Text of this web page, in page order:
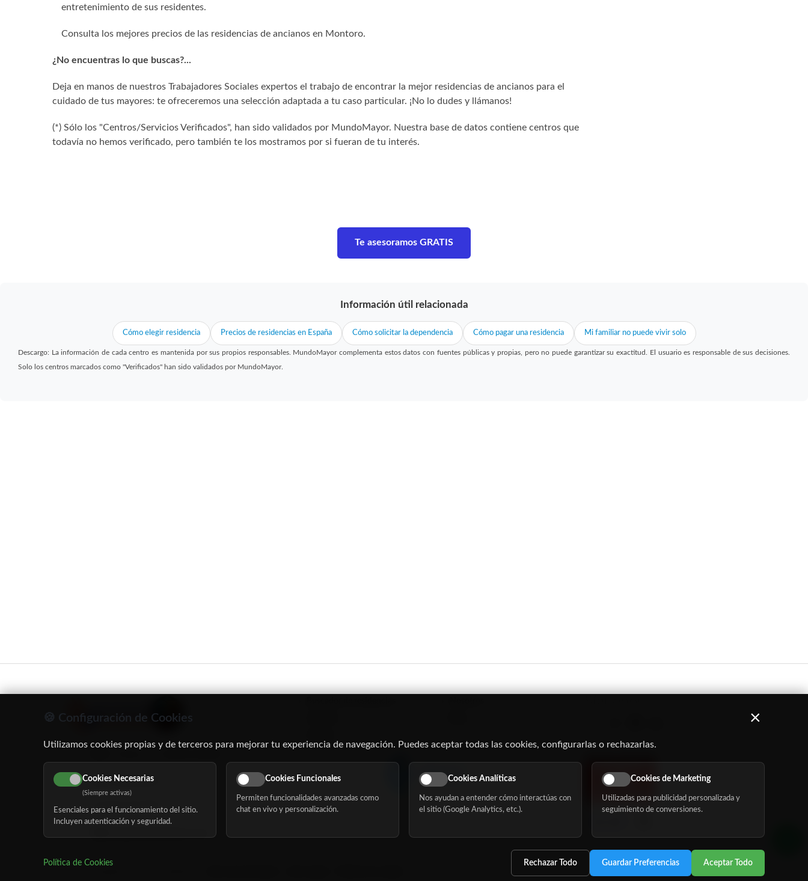
entretenimiento de sus residentes.
Consulta los mejores precios de las residencias de ancianos en Montoro.
¿No encuentras lo que buscas?...
Deja en manos de nuestros Trabajadores Sociales expertos el trabajo de encontrar la mejor residencias de ancianos para el
cuidado de tus mayores: te ofreceremos una selección adaptada a tu caso particular. ¡No lo dudes y llámanos!
(*) Sólo los "Centros/Servicios Verificados", han sido validados por MundoMayor. Nuestra base de datos contiene centros que
todavía no hemos verificado, pero también te los mostramos por si fueran de tu interés.
Te asesoramos GRATIS
Información útil relacionada
Cómo elegir residencia Precios de residencias en España Cómo solicitar la dependencia Cómo pagar una residencia Mi familiar no puede vivir solo
Descargo: La información de cada centro es mantenida por sus propios responsables. MundoMayor complementa estos datos con fuentes públicas y propias, pero no puede garantizar su exactitud. El usuario es responsable de sus decisiones.
Solo los centros marcados como "Verificados" han sido validados por MundoMayor.
91 345 06 26
616 113 103
🍪 Configuración de Cookies ×
Utilizamos cookies propias y de terceros para mejorar tu experiencia de navegación. Puedes aceptar todas las cookies, configurarlas o rechazarlas.
Cookies Necesarias
(Siempre activas)
Esenciales para el funcionamiento del sitio.
Incluyen autenticación y seguridad.
Cookies Funcionales
Permiten funcionalidades avanzadas como
chat en vivo y personalización.
Cookies Analíticas
Nos ayudan a entender cómo interactúas con
el sitio (Google Analytics, etc.).
Cookies de Marketing
Utilizadas para publicidad personalizada y
seguimiento de conversiones.
Política de Cookies Rechazar Todo Guardar Preferencias Aceptar Todo